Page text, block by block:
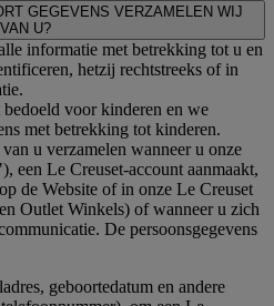
GEGEVENS VERZAMELEN WIJ
VAN U?
informatie met betrekking tot u en
hetzij rechtstreeks of in
voor kinderen en we
met betrekking tot kinderen.
u verzamelen wanneer u onze
een Le Creuset-account aanmaakt,
de Website of in onze Le Creuset
Outlet Winkels) of wanneer u zich
De persoonsgegevens
geboortedatum en andere